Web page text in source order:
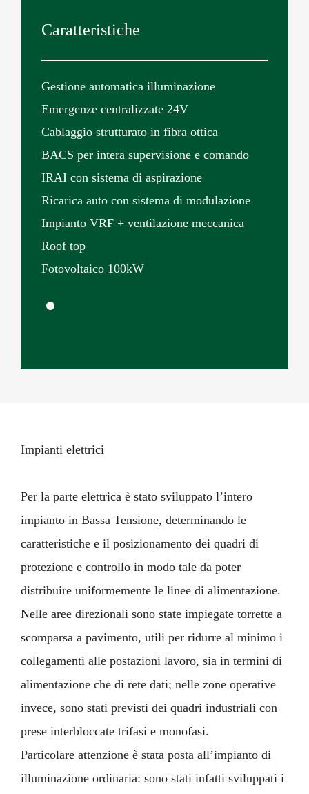
Caratteristiche
Gestione automatica illuminazione
Emergenze centralizzate 24V
Cablaggio strutturato in fibra ottica
BACS per intera supervisione e comando
IRAI con sistema di aspirazione
Ricarica auto con sistema di modulazione
Impianto VRF + ventilazione meccanica
Roof top
Fotovoltaico 100kW
Impianti elettrici
Per la parte elettrica è stato sviluppato l’intero
impianto in Bassa Tensione, determinando le
caratteristiche e il posizionamento dei quadri di
protezione e controllo in modo tale da poter
distribuire uniformemente le linee di alimentazione.
Nelle aree direzionali sono state impiegate torrette a
scomparsa a pavimento, utili per ridurre al minimo i
collegamenti alle postazioni lavoro, sia in termini di
alimentazione che di rete dati; nelle zone operative
invece, sono stati previsti dei quadri industriali con
prese interbloccate trifasi e monofasi.
Particolare attenzione è stata posta all’impianto di
illuminazione ordinaria: sono stati infatti sviluppati i